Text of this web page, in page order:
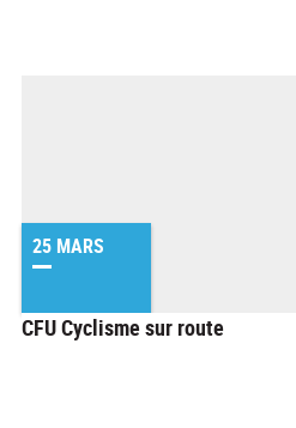
25 MARS
CFU Cyclisme sur route